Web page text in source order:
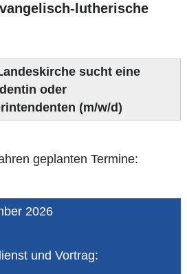
lutherische
sucht eine
oder
(m/w/d)
geplanten Termine:
2026
und Vortrag: